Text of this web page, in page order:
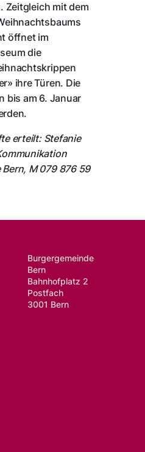
Zeitgleich mit dem
öffnet im
die
ihre Türen. Die
bis am 6. Januar
erteilt: Stefanie
M 079 876 59
Burgergemeinde
Bern
Bahnhofplatz 2
Postfach
3001 Bern